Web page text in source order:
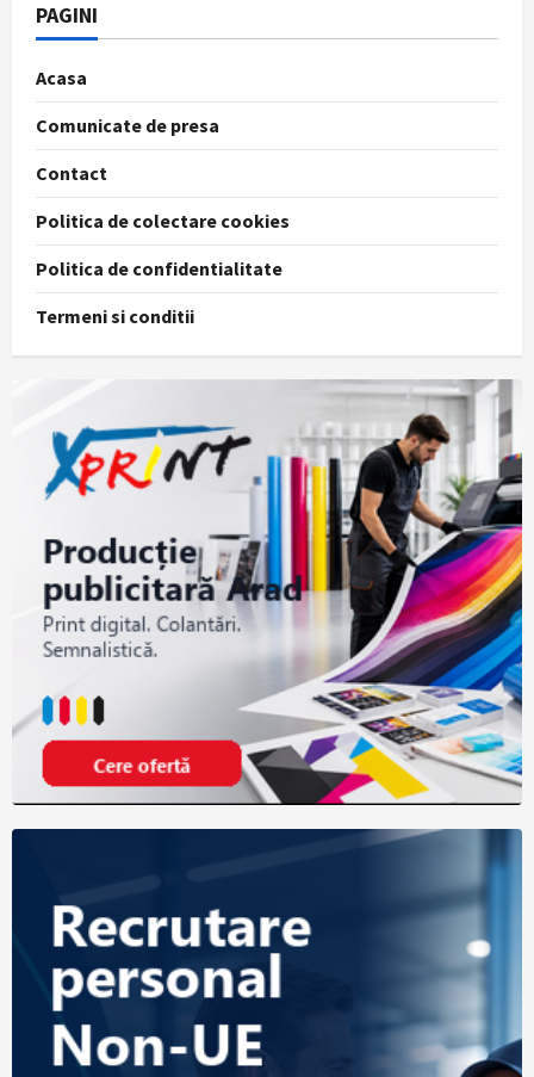
PAGINI
Acasa
Comunicate de presa
Contact
Politica de colectare cookies
Politica de confidentialitate
Termeni si conditii